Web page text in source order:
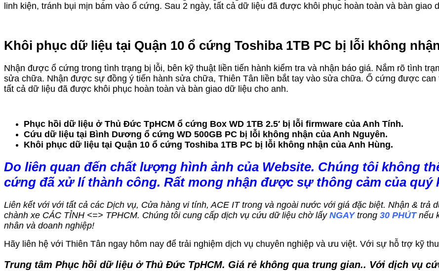
linh kiện, tránh bụi mịn bám vào ổ cứng. Sau 2 ngày, tất cả dữ liệu đã được khôi phục hoàn toàn và bàn giao
Khôi phục dữ liệu tại Quận 10 ổ cứng Toshiba 1TB PC bị lỗi không
Nhận được ổ cứng trong tình trạng bị lỗi, bên kỹ thuật liền tiến hành kiểm tra và nhận báo giá. Nắm rõ tình
sửa chữa. Nhận được sự đồng ý tiến hành sửa chữa, Thiên Tân liền bắt tay vào sửa chữa. Ổ cứng được can
tất cả dữ liệu đã được khôi phục hoàn toàn và bàn giao dữ liệu cho anh.
Phục hồi dữ liệu ở Thủ Đức TpHCM ổ cứng Box WD 1TB 2.5′ bị lỗi firmware của Anh Tính.
Cứu dữ liệu tại Bình Dương ổ cứng WD 500GB PC bị lỗi không nhận của Anh Nguyên.
Khôi phục dữ liệu tại Quận 10 ổ cứng Toshiba 1TB PC bị lỗi không nhận của Anh Hùng.
Do liên quan đến chất lượng hình ảnh của Website. Chúng tôi không
cứng đã xử lí thành công. Rất mong nhận được sự thông cảm của quý
Liên kết với với tất cả các Dịch vụ, Cửa hàng vi tính, ACE IT trong và ngoài nước với giá đặc biệt. Nhận & trả
chành xe CÁC TỈNH <=> TPHCM. Chúng tôi cung cấp dịch vụ cứu dữ liệu chờ lấy NGAYtrong 30 PHÚTnếu
nhân và doanh nghiệp!
Hãy liên hệ với Thiên Tân ngay hôm nay để trải nghiệm dịch vụ chuyên nghiệp và ưu việt. Với sự hỗ trợ kỹ
Trung tâm Phục hồi dữ liệu ở Thủ Đức TpHCM. Giá rẻ không qua trung gian.. Với dịch vụ